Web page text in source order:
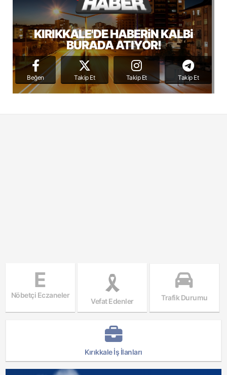
KIRIKKALE'DE HABERiN KALBi
BURADA ATIYOR!
Beğen Takip Et Takip Et Takip Et
E
Nöbetçi Eczaneler
Vefat Edenler Trafik Durumu
Kırıkkale İş İlanları